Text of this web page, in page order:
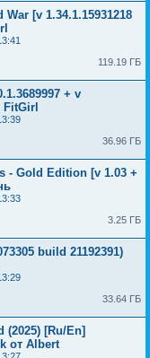
[v 1.34.1.15931218
119.19 ГБ
+ v
FitGirl
36.96 ГБ
- Gold Edition [v 1.03 +
3.25 ГБ
build 21192391)
33.64 ГБ
(2025) [Ru/En]
от Albert